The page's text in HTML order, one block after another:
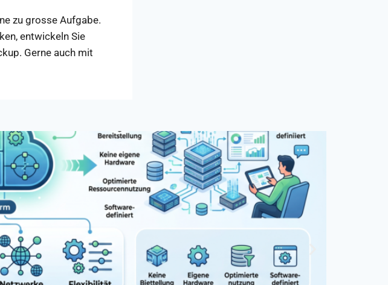
zu grosse Aufgabe.
entwickeln Sie
Gerne auch mit